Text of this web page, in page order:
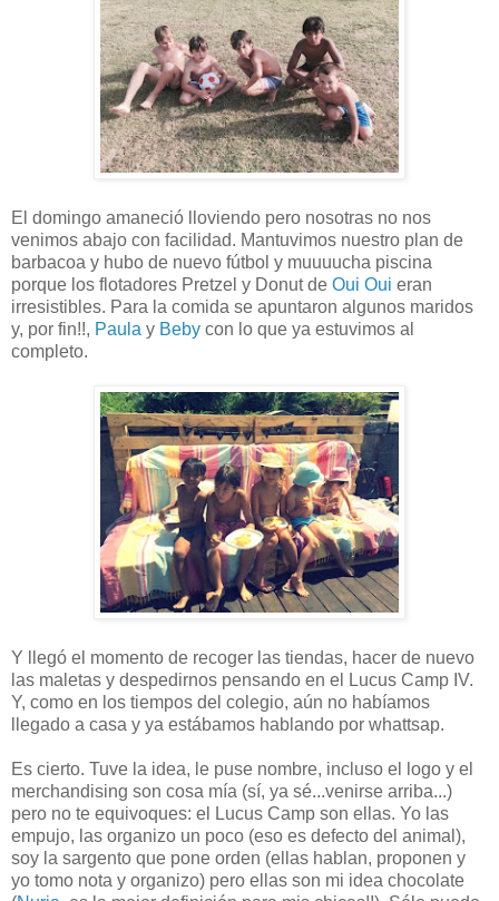
El domingo amaneció lloviendo pero nosotras no nos
venimos abajo con facilidad. Mantuvimos nuestro plan de
barbacoa y hubo de nuevo fútbol y muuuucha piscina
porque los flotadores Pretzel y Donut de Oui Oui eran
irresistibles. Para la comida se apuntaron algunos maridos
y, por fin!!, Paula y Beby con lo que ya estuvimos al
completo.
Y llegó el momento de recoger las tiendas, hacer de nuevo
las maletas y despedirnos pensando en el Lucus Camp IV.
Y, como en los tiempos del colegio, aún no habíamos
llegado a casa y ya estábamos hablando por whattsap.
Es cierto. Tuve la idea, le puse nombre, incluso el logo y el
merchandising son cosa mía (sí, ya sé...venirse arriba...)
pero no te equivoques: el Lucus Camp son ellas. Yo las
empujo, las organizo un poco (eso es defecto del animal),
soy la sargento que pone orden (ellas hablan, proponen y
yo tomo nota y organizo) pero ellas son mi idea chocolate